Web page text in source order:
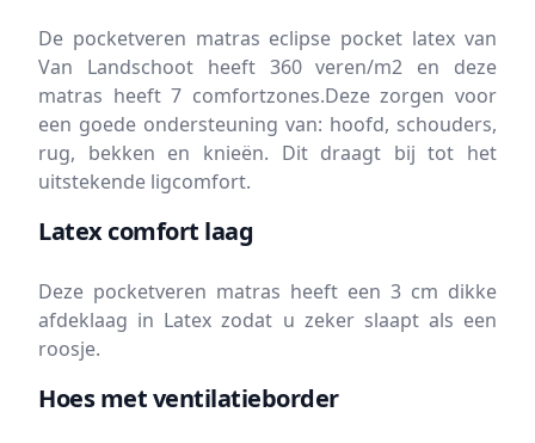
De pocketveren matras eclipse pocket latex van
Van Landschoot heeft 360 veren/m2 en deze
matras heeft 7 comfortzones.Deze zorgen voor
een goede ondersteuning van: hoofd, schouders,
rug, bekken en knieën. Dit draagt bij tot het
uitstekende ligcomfort.
Latex comfort laag
Deze pocketveren matras heeft een 3 cm dikke
afdeklaag in Latex zodat u zeker slaapt als een
roosje.
Hoes met ventilatieborder